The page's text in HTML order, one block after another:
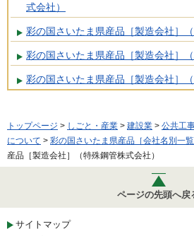
式会社）
彩の国さいたま県産品［製造会社］
彩の国さいたま県産品［製造会社］
彩の国さいたま県産品［製造会社］
トップページ > しごと・産業 > 建設業 > 公共工
について > 彩の国さいたま県産品［会社名別一
産品［製造会社］（特殊鋼管株式会社）
ページの先頭へ戻
サイトマップ